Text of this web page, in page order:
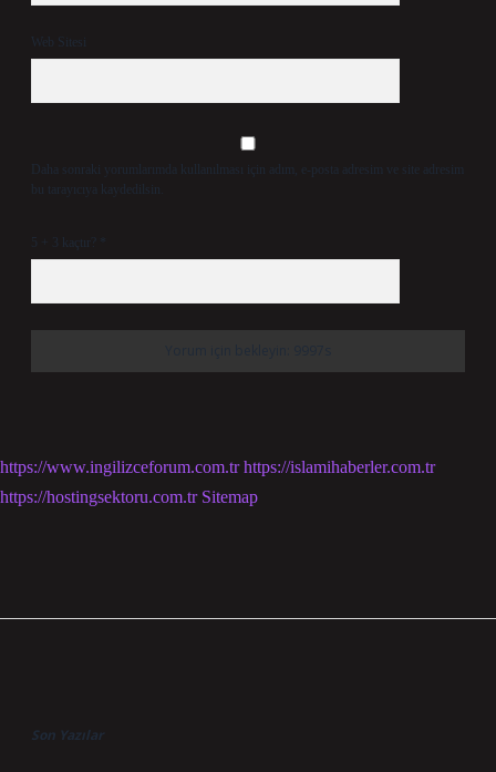
Web Sitesi
Daha sonraki yorumlarımda kullanılması için adım, e-posta adresim ve site adresim
bu tarayıcıya kaydedilsin.
5 + 3 kaçtır? *
https://www.ingilizceforum.com.tr https://islamihaberler.com.tr
https://hostingsektoru.com.tr Sitemap
Son Yazılar